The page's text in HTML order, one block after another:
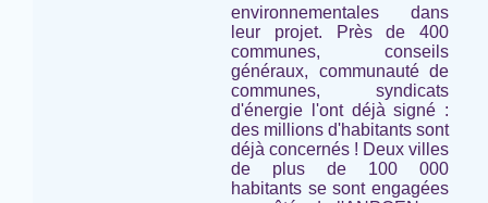
environnementales dans
leur projet. Près de 400
communes, conseils
généraux, communauté de
communes, syndicats
d'énergie l'ont déjà signé :
des millions d'habitants sont
déjà concernés ! Deux villes
de plus de 100 000
habitants se sont engagées